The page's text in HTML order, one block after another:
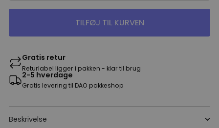
TILFØJ TIL KURVEN
Gratis retur
Returlabel ligger i pakken - klar til brug
2-5 hverdage
Gratis levering til DAO pakkeshop
Beskrivelse